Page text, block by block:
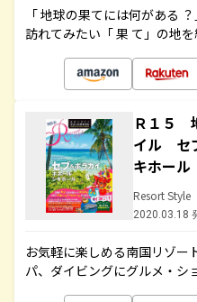
「 地球の果てには何がある
訪れてみたい「 果 て」の地を
Ｒ１５
イル セ
キホー
Resort Style
2020.03.18
お気軽に楽しめる南国リゾー
パ、ダイビングにグルメ・シ